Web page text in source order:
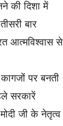
की दिशा में
बार
आत्मविश्वास से
पर बनती
सरकारें
जी के नेतृत्व